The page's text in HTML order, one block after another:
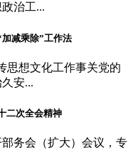
治工...
减乘除”工作法
思想文化工作事关党的
安...
二次全会精神
务会（扩大）会议，专